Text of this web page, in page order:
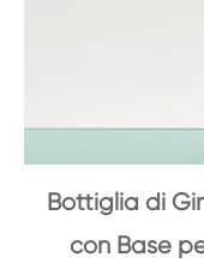
Bottiglia di
con Base